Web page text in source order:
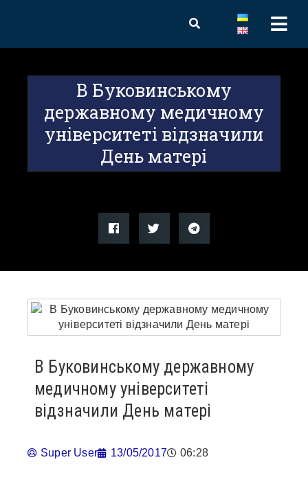
В Буковинському
державному медичному
університеті відзначили
День матері
В Буковинському державному
медичному університеті
відзначили День матері
Super User 13/05/2017 06:28